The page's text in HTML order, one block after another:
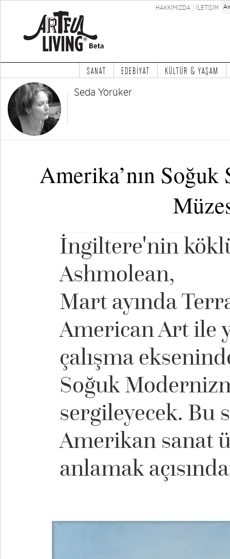
HAKKIMIZDA İLETİŞİM
SANAT EDEBİYAT KÜLTÜR & YAŞAM
Seda Yörüker
Amerika’nın
İngiltere'nin
Ashmolean,
Mart ayında
American Art ile
çalışma
Soğuk
sergileyecek. Bu
Amerikan sanat
anlamak